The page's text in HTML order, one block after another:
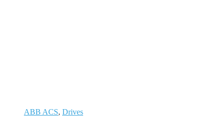
ABB ACS, Drives